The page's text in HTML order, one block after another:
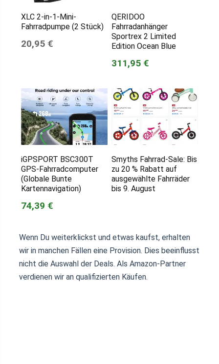
XLC 2-in-1-Mini-
Fahrradpumpe (2 Stück)
20,95 €
QERIDOO
Fahrradanhänger
Sportrex 2 Limited
Edition Ocean Blue
311,95 €
iGPSPORT BSC300T
GPS-Fahrradcomputer
(Globale Bunte
Kartennavigation)
74,39 €
Smyths Fahrrad-Sale: Bis
zu 20 % Rabatt auf
ausgewählte Fahrräder
bis 9. August
Wenn Du weiterklickst und etwas kaufst, erhalten
wir in manchen Fällen eine Provision. Dies beeinflusst
nicht die Auswahl der Deals. Als Amazon-Partner
verdienen wir an qualifizierten Käufen.